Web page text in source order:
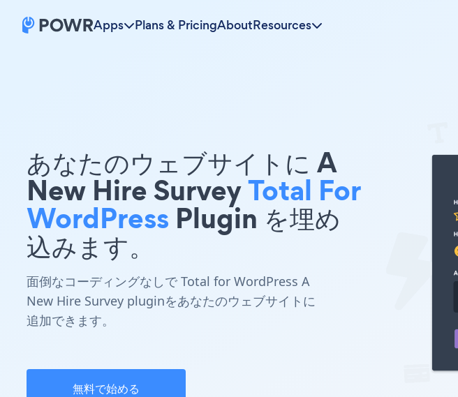
Apps Plans & PricingAboutResources
あなたのウェブサイトに A
New Hire SurveyTotal For
WordPress Plugin を埋め
込みます。
面倒なコーディングなしで Total for WordPress A
New Hire Survey pluginをあなたのウェブサイトに
追加できます。
無料で始める